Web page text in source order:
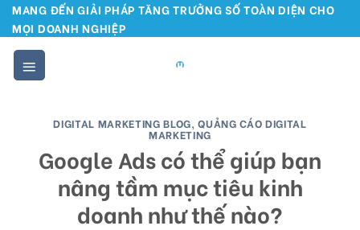
Skip
to
content
MANG ĐẾN GIẢI PHÁP TĂNG TRƯỞNG SỐ TOÀN DIỆN CHO
MỌI DOANH NGHIỆP
DIGITAL MARKETING BLOG,QUẢNG CÁO DIGITAL
MARKETING
Google Ads có thể giúp bạn
nâng tầm mục tiêu kinh
doanh như thế nào?